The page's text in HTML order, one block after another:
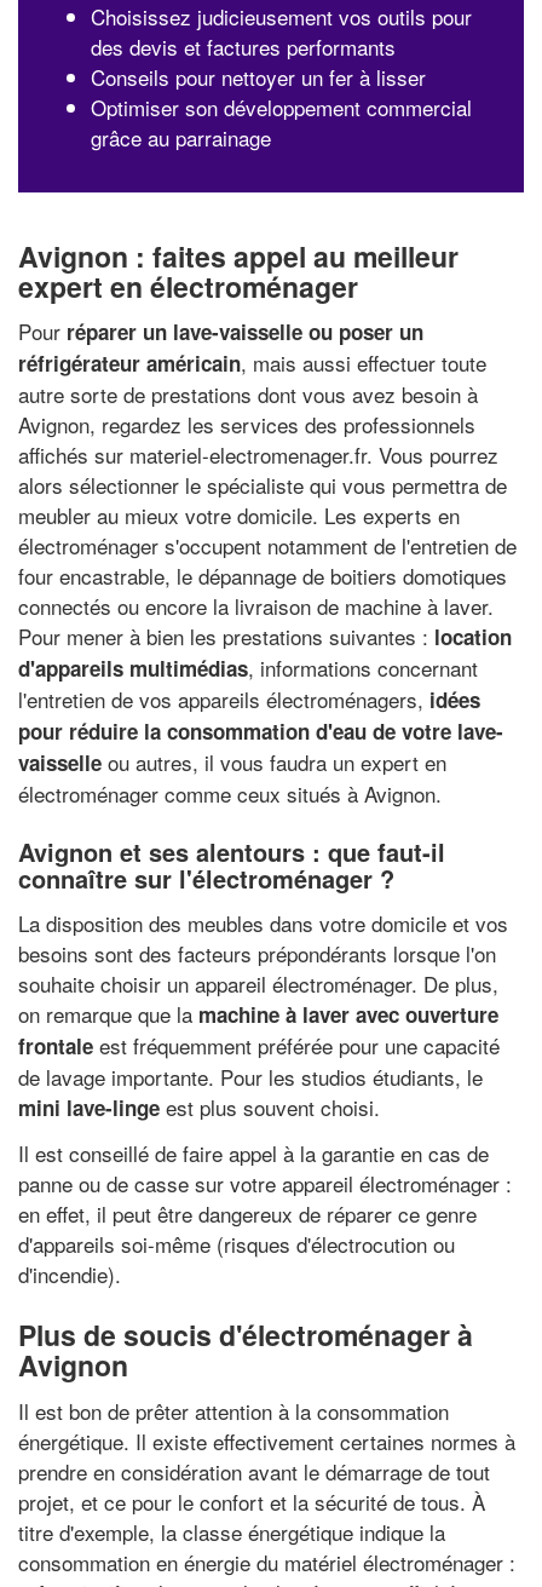
Choisissez judicieusement vos outils pour
des devis et factures performants
Conseils pour nettoyer un fer à lisser
Optimiser son développement commercial
grâce au parrainage
Avignon : faites appel au meilleur
expert en électroménager
Pour réparer un lave-vaisselle ou poser un
réfrigérateur américain, mais aussi effectuer toute
autre sorte de prestations dont vous avez besoin à
Avignon, regardez les services des professionnels
affichés sur materiel-electromenager.fr. Vous pourrez
alors sélectionner le spécialiste qui vous permettra de
meubler au mieux votre domicile. Les experts en
électroménager s'occupent notamment de l'entretien de
four encastrable, le dépannage de boitiers domotiques
connectés ou encore la livraison de machine à laver.
Pour mener à bien les prestations suivantes : location
d'appareils multimédias, informations concernant
l'entretien de vos appareils électroménagers, idées
pour réduire la consommation d'eau de votre lave-
vaisselle ou autres, il vous faudra un expert en
électroménager comme ceux situés à Avignon.
Avignon et ses alentours : que faut-il
connaître sur l'électroménager ?
La disposition des meubles dans votre domicile et vos
besoins sont des facteurs prépondérants lorsque l'on
souhaite choisir un appareil électroménager. De plus,
on remarque que la machine à laver avec ouverture
frontale est fréquemment préférée pour une capacité
de lavage importante. Pour les studios étudiants, le
mini lave-linge est plus souvent choisi.
Il est conseillé de faire appel à la garantie en cas de
panne ou de casse sur votre appareil électroménager :
en effet, il peut être dangereux de réparer ce genre
d'appareils soi-même (risques d'électrocution ou
d'incendie).
Plus de soucis d'électroménager à
Avignon
Il est bon de prêter attention à la consommation
énergétique. Il existe effectivement certaines normes à
prendre en considération avant le démarrage de tout
projet, et ce pour le confort et la sécurité de tous. À
titre d'exemple, la classe énergétique indique la
consommation en énergie du matériel électroménager :